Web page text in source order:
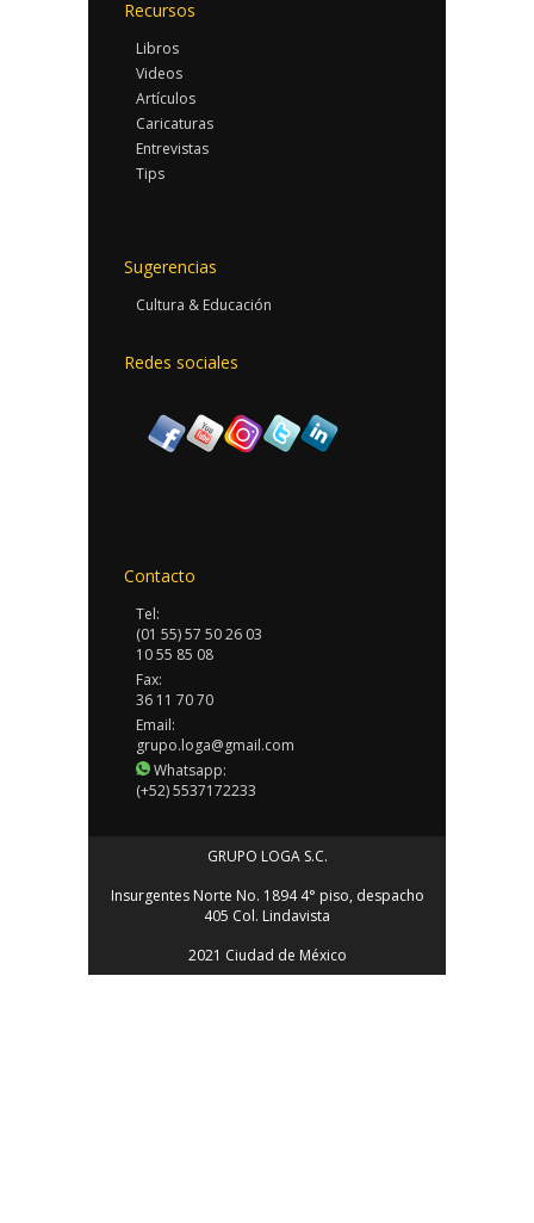
Recursos
Libros
Videos
Artículos
Caricaturas
Entrevistas
Tips
Sugerencias
Cultura & Educación
Redes sociales
Contacto
Tel:
(01 55) 57 50 26 03
10 55 85 08
Fax:
36 11 70 70
Email:
grupo.loga@gmail.com
Whatsapp:
(+52) 5537172233
GRUPO LOGA S.C.
Insurgentes Norte No. 1894 4° piso, despacho
405 Col. Lindavista
2021 Ciudad de México